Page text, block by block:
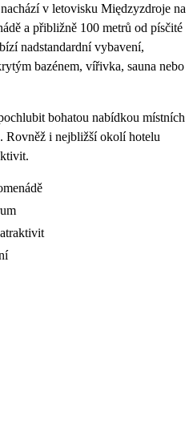
v letovisku Międzyzdroje na
a přibližně 100 metrů od písčité
nadstandardní vybavení,
bazénem, vířivka, sauna nebo
bohatou nabídkou místních
Rovněž i nejbližší okolí hotelu